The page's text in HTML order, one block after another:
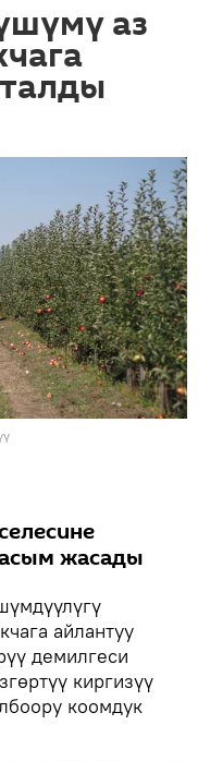
аз
жасады
айлантуу
демилгеси
киргизүү
коомдук